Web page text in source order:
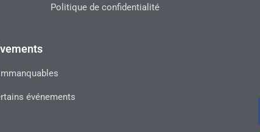
Politique de confidentialité
événements